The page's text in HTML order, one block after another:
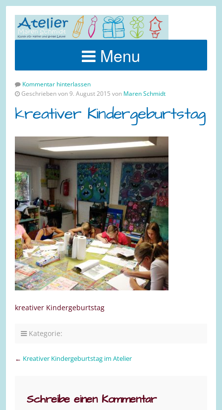
Menu
Kommentar hinterlassen
Geschrieben von 9. August 2015 von Maren Schmidt
kreativer Kindergeburtstag
kreativer Kindergeburtstag
Kategorie:
← Kreativer Kindergeburtstag im Atelier
Schreibe einen Kommentar